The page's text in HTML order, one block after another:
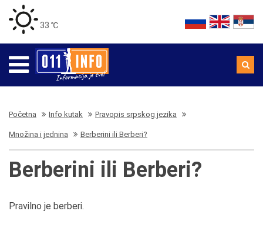
33 ℃
Početna Info kutak Pravopis srpskog jezika
Množina i jednina Berberini ili Berberi?
Berberini ili Berberi?
Pravilno je berberi.